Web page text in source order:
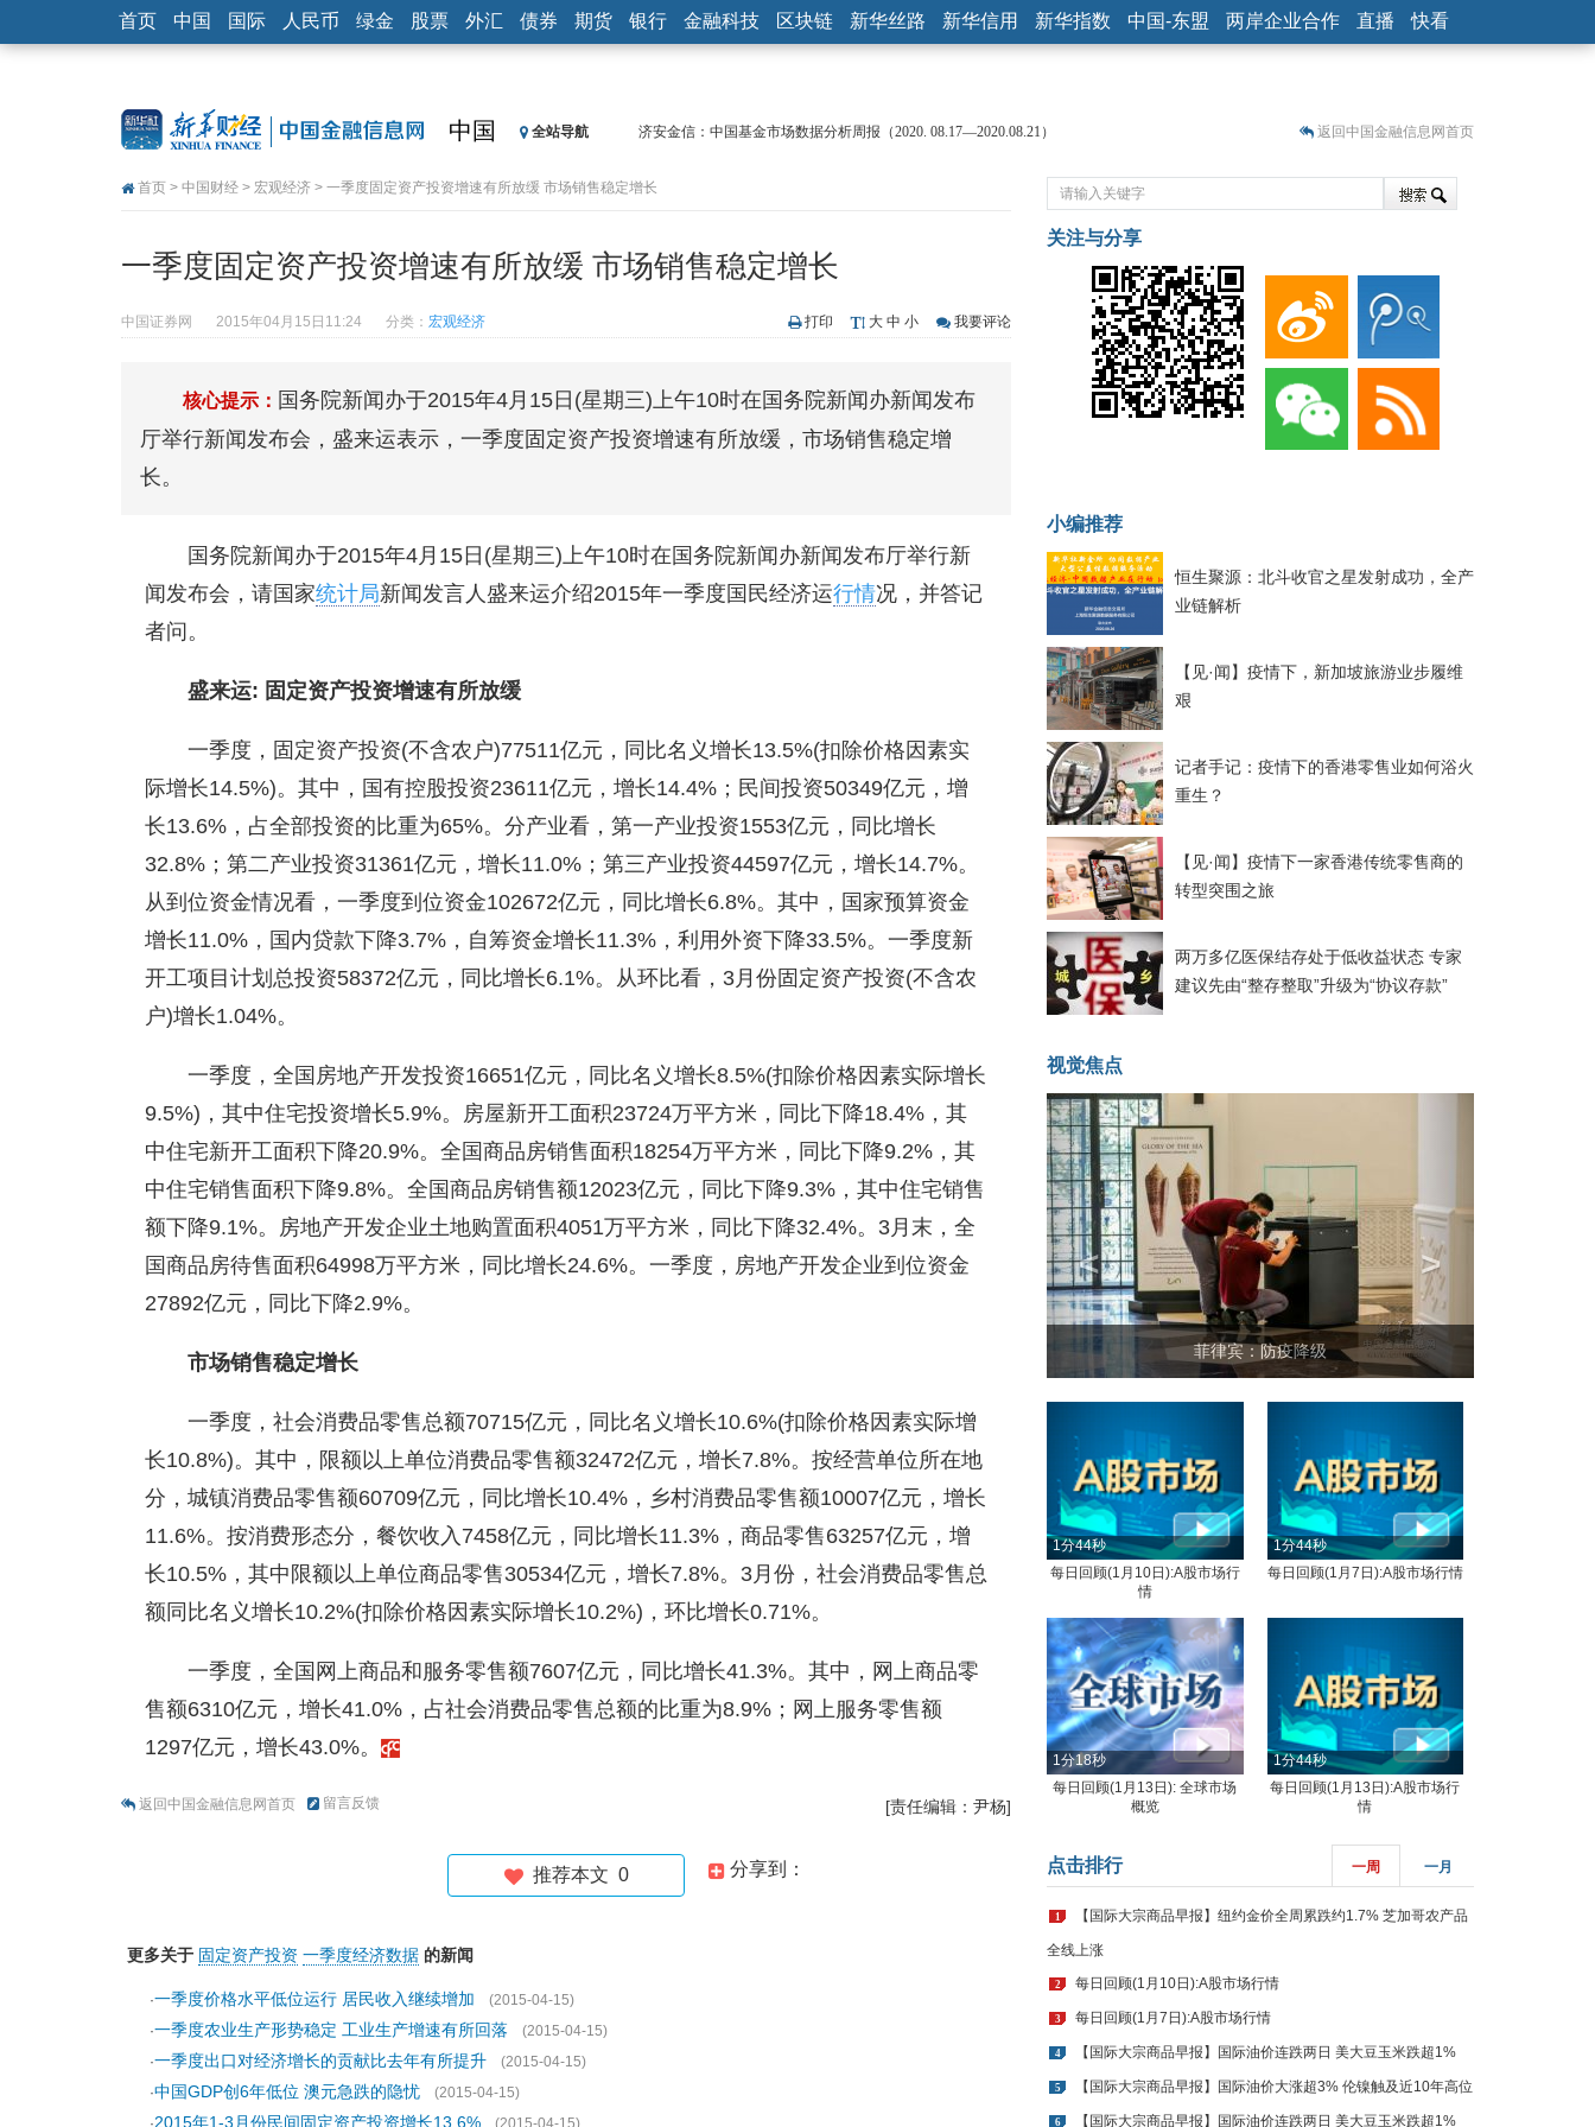
首页 中国 国际 人民币 绿金 股票 外汇 债券 期货 银行 金融科技 区块链 新华丝路 新华信用 新华指数 中国-东盟 两岸企业合作 直播 快看
中国 全站导航
济安金信：中国基金市场数据分析周报（2020. 08.17—2020.08.21）
记者手记：疫情下的香港零售业如何浴火重生？
济安金信：中国基金市场数据分析周报（2020. 07.27—2020.07.31）
【新华财经调查】同业存单、结构性存款玩起“跷跷板” 结构性失衡藏
央行公开市场净投放300亿元 短端资金利率明显下行
恒生聚源：北斗收官之星发射成功，全产业链解析
返回中国金融信息网首页
首页 > 中国财经 > 宏观经济 > 一季度固定资产投资增速有所放缓 市场销售稳定增长
一季度固定资产投资增速有所放缓 市场销售稳定增长
中国证券网 2015年04月15日11:24 分类： 宏观经济 打印 大 中 小 我要评论
核心提示： 国务院新闻办于2015年4月15日(星期三)上午10时在国务院新闻办新闻发布
厅举行新闻发布会，盛来运表示，一季度固定资产投资增速有所放缓，市场销售稳定增
长。
国务院新闻办于2015年4月15日(星期三)上午10时在国务院新闻办新闻发布厅举行新
闻发布会，请国家统计局新闻发言人盛来运介绍2015年一季度国民经济运行情况，并答记
者问。
盛来运: 固定资产投资增速有所放缓
一季度，固定资产投资(不含农户)77511亿元，同比名义增长13.5%(扣除价格因素实
际增长14.5%)。其中，国有控股投资23611亿元，增长14.4%；民间投资50349亿元，增
长13.6%，占全部投资的比重为65%。分产业看，第一产业投资1553亿元，同比增长
32.8%；第二产业投资31361亿元，增长11.0%；第三产业投资44597亿元，增长14.7%。
从到位资金情况看，一季度到位资金102672亿元，同比增长6.8%。其中，国家预算资金
增长11.0%，国内贷款下降3.7%，自筹资金增长11.3%，利用外资下降33.5%。一季度新
开工项目计划总投资58372亿元，同比增长6.1%。从环比看，3月份固定资产投资(不含农
户)增长1.04%。
一季度，全国房地产开发投资16651亿元，同比名义增长8.5%(扣除价格因素实际增长
9.5%)，其中住宅投资增长5.9%。房屋新开工面积23724万平方米，同比下降18.4%，其
中住宅新开工面积下降20.9%。全国商品房销售面积18254万平方米，同比下降9.2%，其
中住宅销售面积下降9.8%。全国商品房销售额12023亿元，同比下降9.3%，其中住宅销售
额下降9.1%。房地产开发企业土地购置面积4051万平方米，同比下降32.4%。3月末，全
国商品房待售面积64998万平方米，同比增长24.6%。一季度，房地产开发企业到位资金
27892亿元，同比下降2.9%。
市场销售稳定增长
一季度，社会消费品零售总额70715亿元，同比名义增长10.6%(扣除价格因素实际增
长10.8%)。其中，限额以上单位消费品零售额32472亿元，增长7.8%。按经营单位所在地
分，城镇消费品零售额60709亿元，同比增长10.4%，乡村消费品零售额10007亿元，增长
11.6%。按消费形态分，餐饮收入7458亿元，同比增长11.3%，商品零售63257亿元，增
长10.5%，其中限额以上单位商品零售30534亿元，增长7.8%。3月份，社会消费品零售总
额同比名义增长10.2%(扣除价格因素实际增长10.2%)，环比增长0.71%。
一季度，全国网上商品和服务零售额7607亿元，同比增长41.3%。其中，网上商品零
售额6310亿元，增长41.0%，占社会消费品零售总额的比重为8.9%；网上服务零售额
1297亿元，增长43.0%。
返回中国金融信息网首页 留言反馈 [责任编辑：尹杨]
分享到：
推荐本文 0
更多关于 固定资产投资 一季度经济数据 的新闻
·一季度价格水平低位运行 居民收入继续增加
(2015-04-15)
·一季度农业生产形势稳定 工业生产增速有所回落
(2015-04-15)
·一季度出口对经济增长的贡献比去年有所提升
(2015-04-15)
·中国GDP创6年低位 澳元急跌的隐忧
(2015-04-15)
·2015年1-3月份民间固定资产投资增长13.6% (2015-04-15)
关注与分享
小编推荐
恒生聚源：北斗收官之星发射成功，全产
业链解析
【见·闻】疫情下，新加坡旅游业步履维
艰
记者手记：疫情下的香港零售业如何浴火
重生？
【见·闻】疫情下一家香港传统零售商的
转型突围之旅
两万多亿医保结存处于低收益状态 专家
建议先由“整存整取”升级为“协议存款”
视觉焦点
菲律宾：防疫降级
< >
1分44秒
每日回顾(1月10日):A股市场行
情
1分44秒
每日回顾(1月7日):A股市场行情
1分18秒
每日回顾(1月13日): 全球市场
概览
1分44秒
每日回顾(1月13日):A股市场行
情
点击排行 一周 一月
1 【国际大宗商品早报】纽约金价全周累跌约1.7% 芝加哥农产品
全线上涨
2 每日回顾(1月10日):A股市场行情
3 每日回顾(1月7日):A股市场行情
4 【国际大宗商品早报】国际油价连跌两日 美大豆玉米跌超1%
5 【国际大宗商品早报】国际油价大涨超3% 伦镍触及近10年高位
6 【国际大宗商品早报】国际油价连跌两日 美大豆玉米跌超1%